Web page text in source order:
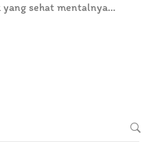
sehat mentalnya